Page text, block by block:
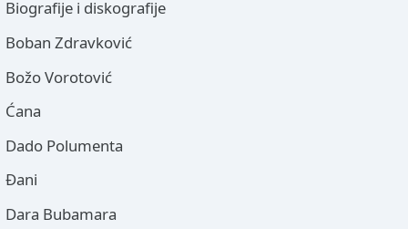
Biografije i diskografije
Boban Zdravković
Božo Vorotović
Ćana
Dado Polumenta
Đani
Dara Bubamara